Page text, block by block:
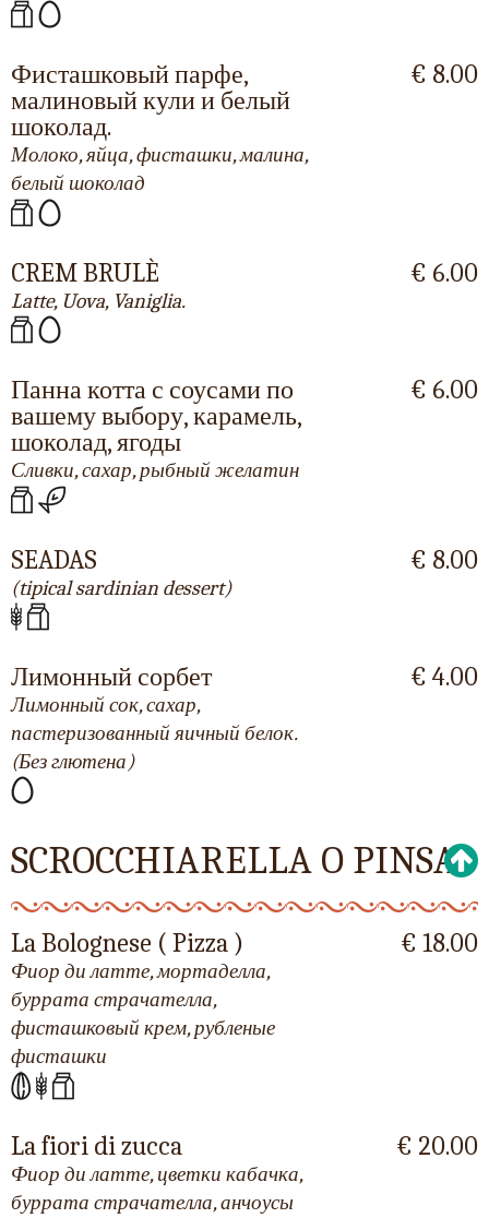
Фисташковый парфе,
малиновый кули и белый
шоколад.
Молоко, яйца, фисташки, малина,
белый шоколад
€ 8.00
CREM BRULÈ
Latte, Uova, Vaniglia.
€ 6.00
Панна котта с соусами по
вашему выбору, карамель,
шоколад, ягоды
Сливки, сахар, рыбный желатин
€ 6.00
SEADAS
(tipical sardinian dessert)
€ 8.00
Лимонный сорбет
Лимонный сок, сахар,
пастеризованный яичный белок.
(Без глютена)
€ 4.00
SCROCCHIARELLA O PINSA
La Bolognese ( Pizza )
Фиор ди латте, мортаделла,
буррата страчателла,
фисташковый крем, рубленые
фисташки
€ 18.00
La fiori di zucca
Фиор ди латте, цветки кабачка,
буррата страчателла, анчоусы
€ 20.00